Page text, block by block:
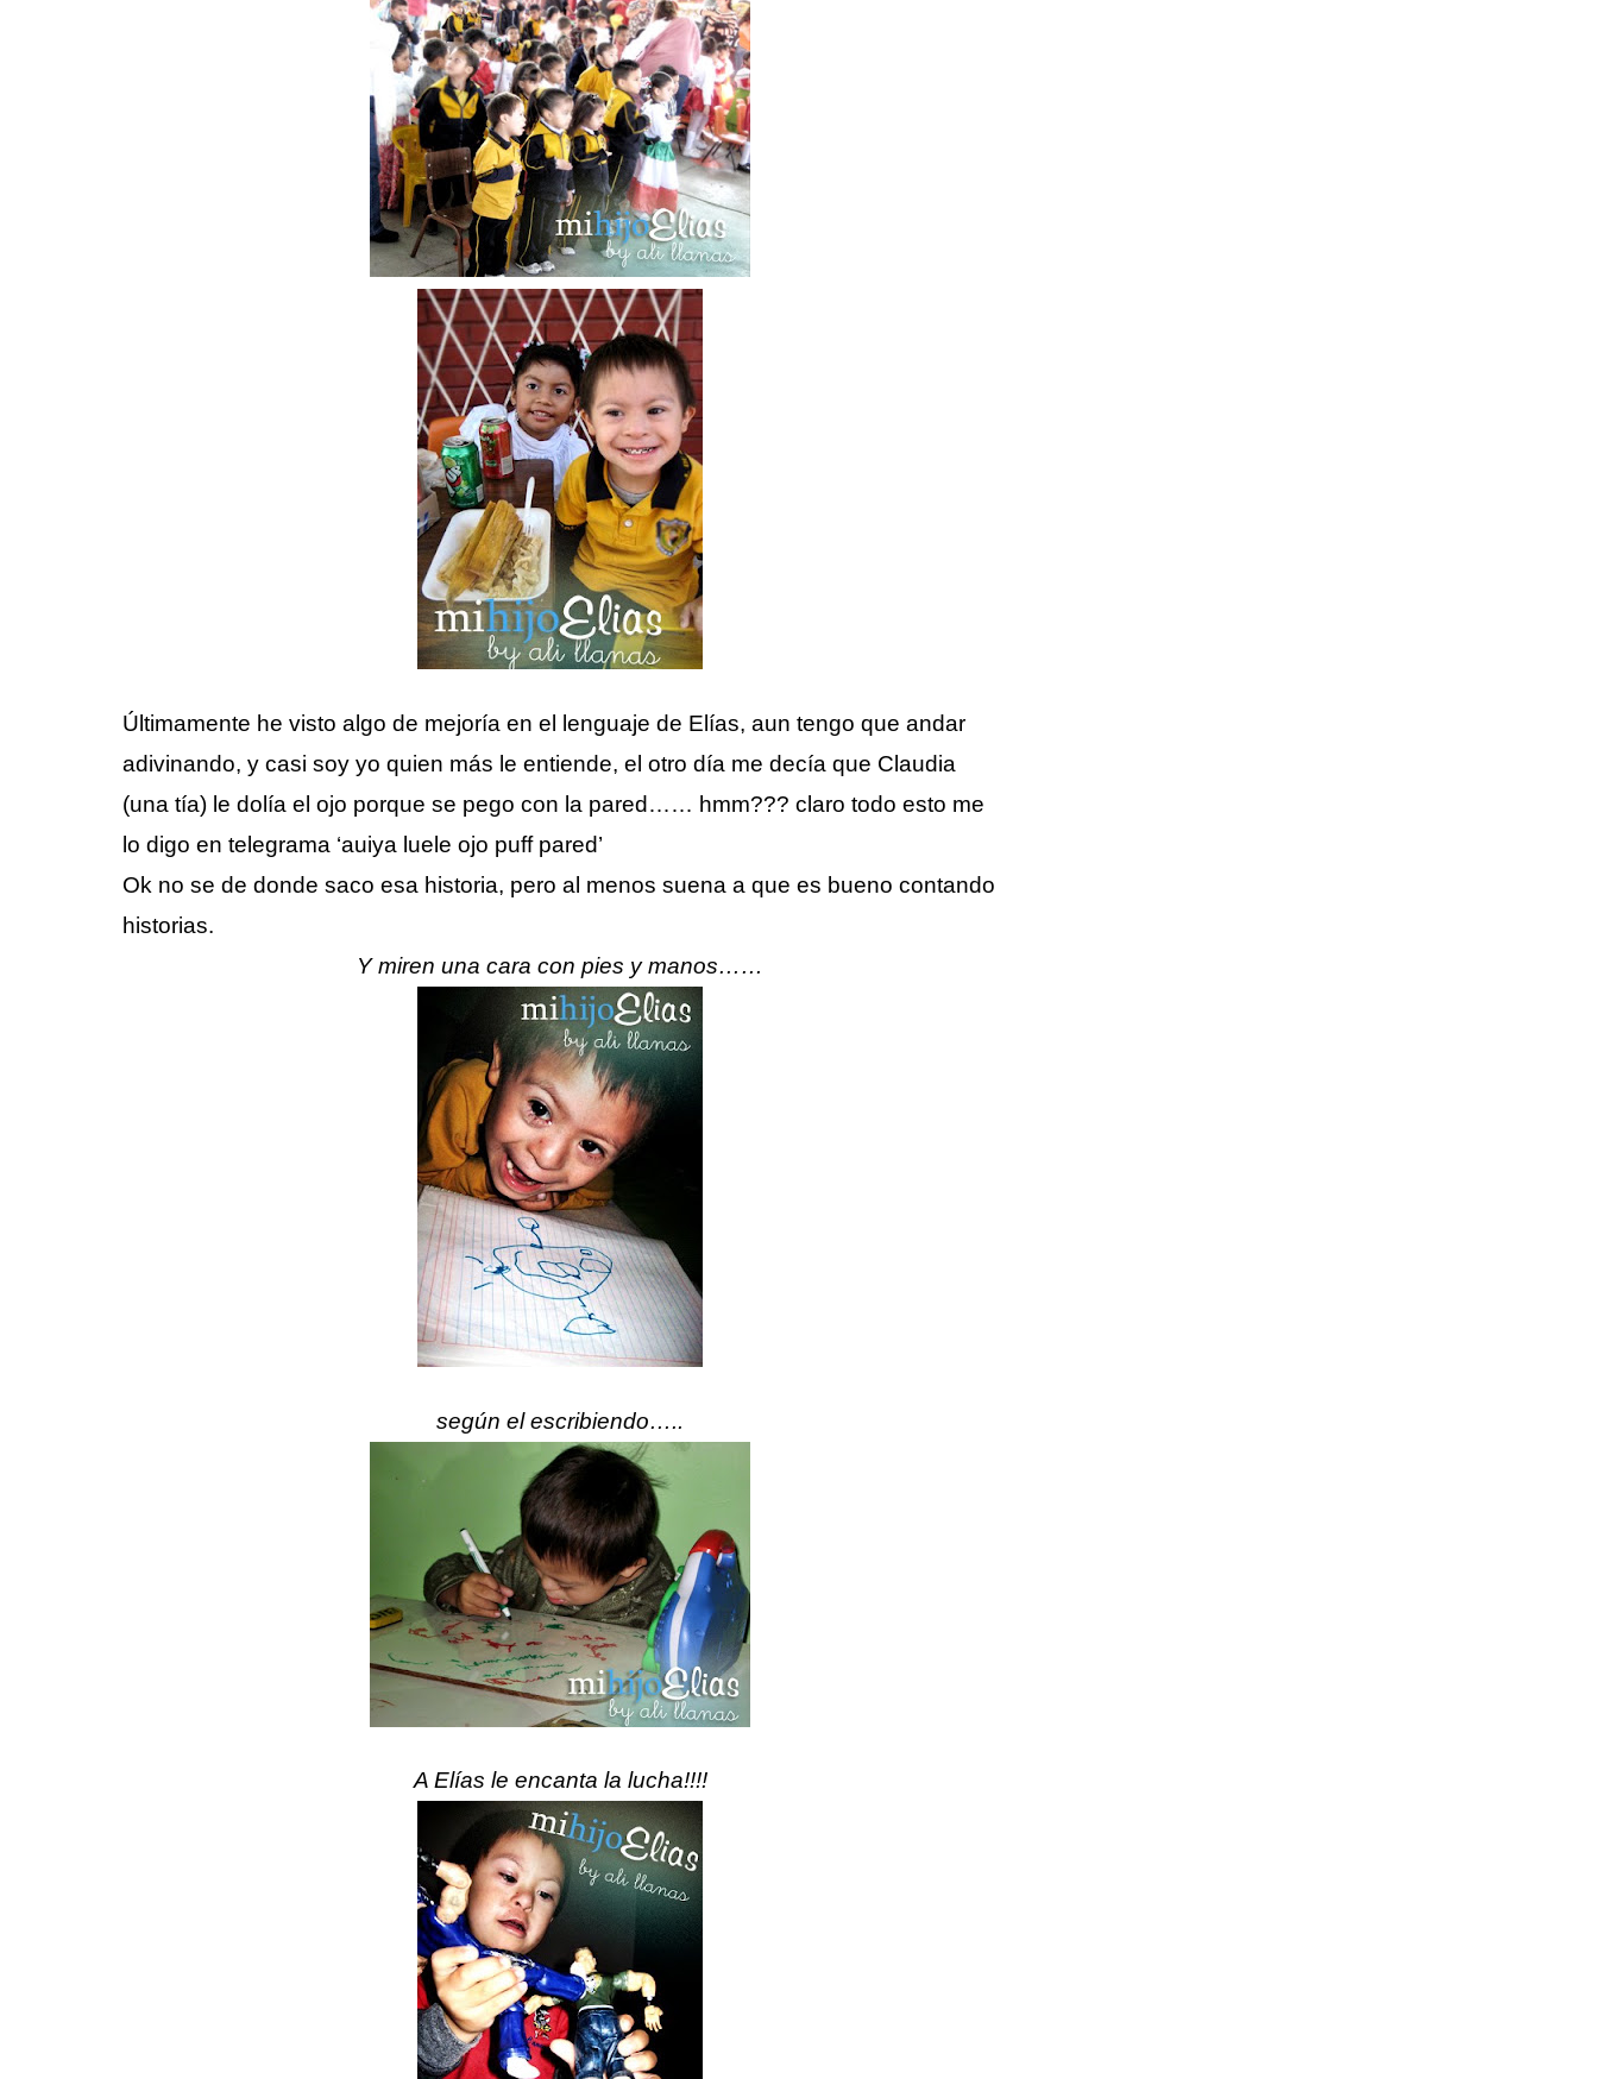
Últimamente he visto algo de mejoría en el lenguaje de Elías, aun tengo que andar
adivinando, y casi soy yo quien más le entiende, el otro día me decía que Claudia
(una tía) le dolía el ojo porque se pego con la pared…… hmm??? claro todo esto me
lo digo en telegrama ‘auiya luele ojo puff pared’
Ok no se de donde saco esa historia, pero al menos suena a que es bueno contando
historias.
Y miren una cara con pies y manos……
según el escribiendo…..
A Elías le encanta la lucha!!!!